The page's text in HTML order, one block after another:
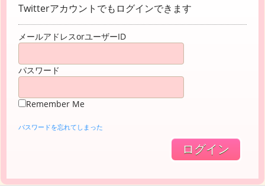
Twitterアカウントでもログインできます
メールアドレスorユーザーID
パスワード
Remember Me
パスワードを忘れてしまった